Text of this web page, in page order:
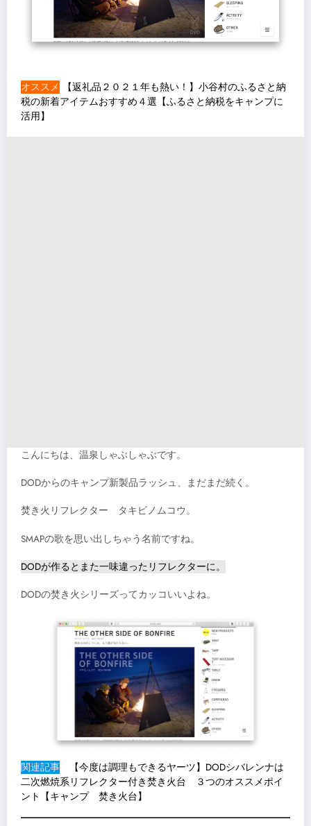
オススメ
【返礼品２０２１年も熱い！】小谷村のふるさと納
税の新着アイテムおすすめ４選【ふるさと納税をキャンプに
活用】
こんにちは、温泉しゃぶしゃぶです。
DODからのキャンプ新製品ラッシュ、まだまだ続く。
焚き火リフレクター タキビノムコウ。
SMAPの歌を思い出しちゃう名前ですね。
DODが作るとまた一味違ったリフレクターに。
DODの焚き火シリーズってカッコいいよね。
関連記事
【今度は調理もできるヤーツ】DODシバレンナは
二次燃焼系リフレクター付き焚き火台 ３つのオススメポイ
ント【キャンプ 焚き火台】